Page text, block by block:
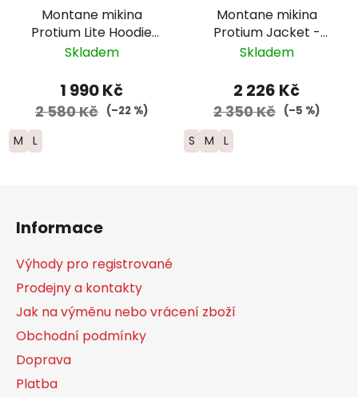
Montane mikina
Protium Lite Hoodie
zip - dámská - růžová
Skladem
1 990 Kč
2 580 Kč (–22 %)
M L
Montane mikina
Protium Jacket -
dámská - tmavě
Skladem
2 226 Kč
2 350 Kč (–5 %)
S M L
Informace
Výhody pro registrované
Prodejny a kontakty
Jak na výměnu nebo vrácení zboží
Obchodní podmínky
Doprava
Platba